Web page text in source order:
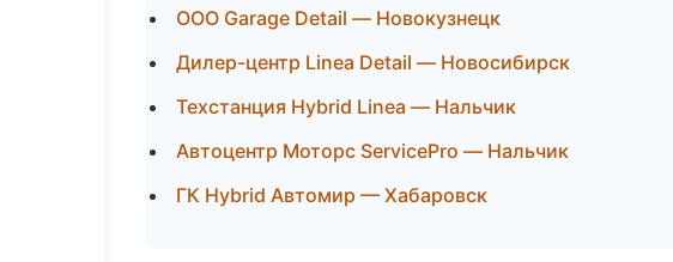
ООО Garage Detail — Новокузнецк
Дилер-центр Linea Detail — Новосибирск
Техстанция Hybrid Linea — Нальчик
Автоцентр Моторс ServicePro — Нальчик
ГК Hybrid Автомир — Хабаровск